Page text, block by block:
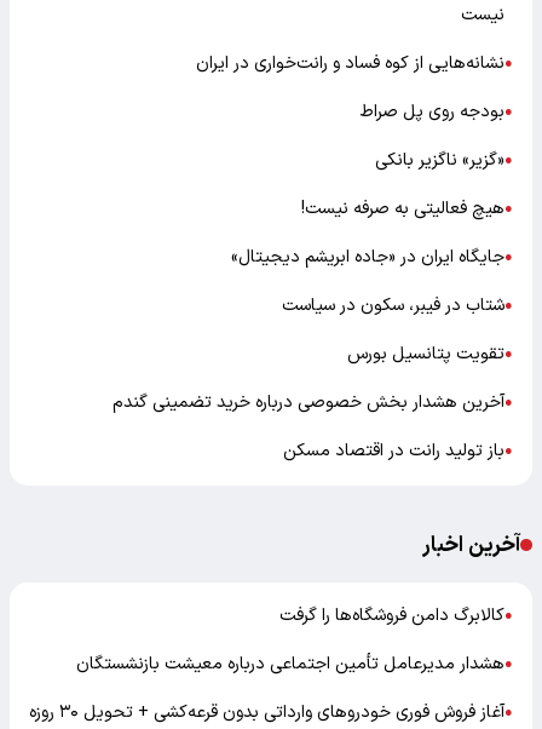
نیست
●نشانه‌هایی از کوه فساد و رانت‌خواری در ایران
●بودجه روی پل صراط
●«گزیر» ناگزیر بانکی
●هیچ فعالیتی به صرفه نیست!
●جایگاه ایران در «جاده ابریشم دیجیتال»
●شتاب در فیبر، سکون در سیاست
●تقویت پتانسیل بورس
●آخرین هشدار بخش خصوصی درباره خرید تضمینی گندم
●باز تولید رانت در اقتصاد مسکن
آخرین اخبار
●کالابرگ دامن فروشگاه‌ها را گرفت
●هشدار مدیرعامل تأمین اجتماعی درباره معیشت بازنشستگان
●آغاز فروش فوری خودروهای وارداتی بدون قرعه‌کشی + تحویل ۳۰ روزه